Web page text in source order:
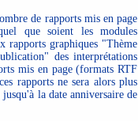
de rapports mis en page
que soient les modules
rapports graphiques "Thème
des interprétations
mis en page (formats RTF
rapports ne sera alors plus
la date anniversaire de